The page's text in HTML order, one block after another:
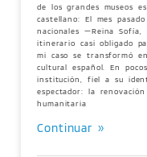
de los grandes museos
castellano: El mes
nacionales —Reina Sofía,
itinerario casi obligado
mi caso se transformó
cultural español. En
institución, fiel a su
espectador: la
humanitaria
Continuar »